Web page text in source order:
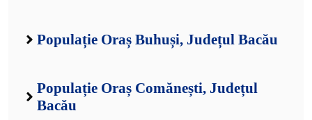
Populație Oraș Buhuși, Județul Bacău
Populație Oraș Comănești, Județul
Bacău